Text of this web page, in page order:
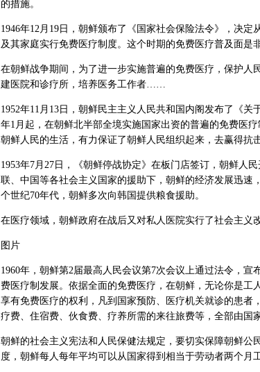
的措施。
1946年12月19日，朝鲜颁布了《国家社会保险法令》，决定
及其家庭实行免费医疗制度。这个时期的免费医疗普及面是
在朝鲜战争期间，为了进一步实施普遍的免费医疗，保护人
建医院和诊疗所，培养医务工作者……
1952年11月13日，朝鲜民主主义人民共和国内阁发布了《关
年1月起，在朝鲜北半部全境实施国家出资的普遍的免费医
朝鲜人民的生活，有力保证了朝鲜人民组织起来，去赢得抗
1953年7月27日，《朝鲜停战协定》在板门店签订，朝鲜人
联、中国等各社会主义国家的援助下，朝鲜的经济发展迅速
个世纪70年代，朝鲜多次向韩国提供粮食援助。
在医疗领域，朝鲜政府在战后又对私人医院实行了社会主义
图片
1960年，朝鲜第2届最高人民会议第7次会议上通过法令，
费医疗制发展。依据全面的免费医疗，在朝鲜，无论你是工
享有免费医疗的权利，凡到国家预防、医疗机关就诊的患者
疗费、住宿费、伙食费、疗养所需的来往旅费等，全部由国
朝鲜的社会主义宪法和人民保健法规定，要切实保障朝鲜公
度，朝鲜每人每年平均可以从国家得到相当于劳动者两个月